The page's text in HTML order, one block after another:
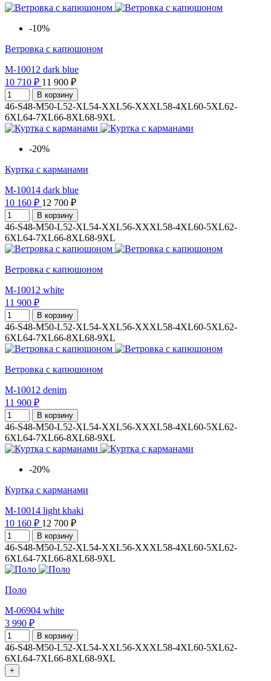
-10%
Ветровка с капюшоном
M-10012 dark blue
10 710 ₽ 11 900 ₽
В корзину
46-S48-M50-L52-XL54-XXL56-XXXL58-4XL60-5XL62-
6XL64-7XL66-8XL68-9XL
-20%
Куртка с карманами
M-10014 dark blue
10 160 ₽ 12 700 ₽
В корзину
46-S48-M50-L52-XL54-XXL56-XXXL58-4XL60-5XL62-
6XL64-7XL66-8XL68-9XL
Ветровка с капюшоном
M-10012 white
11 900 ₽
В корзину
46-S48-M50-L52-XL54-XXL56-XXXL58-4XL60-5XL62-
6XL64-7XL66-8XL68-9XL
Ветровка с капюшоном
M-10012 denim
11 900 ₽
В корзину
46-S48-M50-L52-XL54-XXL56-XXXL58-4XL60-5XL62-
6XL64-7XL66-8XL68-9XL
-20%
Куртка с карманами
M-10014 light khaki
10 160 ₽ 12 700 ₽
В корзину
46-S48-M50-L52-XL54-XXL56-XXXL58-4XL60-5XL62-
6XL64-7XL66-8XL68-9XL
Поло
M-06904 white
3 990 ₽
В корзину
46-S48-M50-L52-XL54-XXL56-XXXL58-4XL60-5XL62-
6XL64-7XL66-8XL68-9XL
+